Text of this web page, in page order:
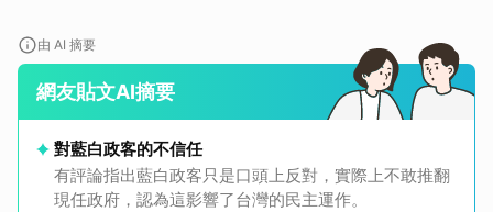
由 AI 摘要
網友貼文AI摘要
對藍白政客的不信任
有評論指出藍白政客只是口頭上反對，實際上不敢推翻
現任政府，認為這影響了台灣的民主運作。